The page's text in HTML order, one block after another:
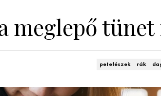
meglepő
petefészek rák